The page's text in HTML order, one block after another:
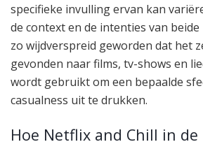
specifieke invulling ervan kan
de context en de intenties van
zo wijdverspreid geworden dat het
gevonden naar films, tv-shows en
wordt gebruikt om een bepaalde
casualness uit te drukken.
Hoe Netflix and Chill in